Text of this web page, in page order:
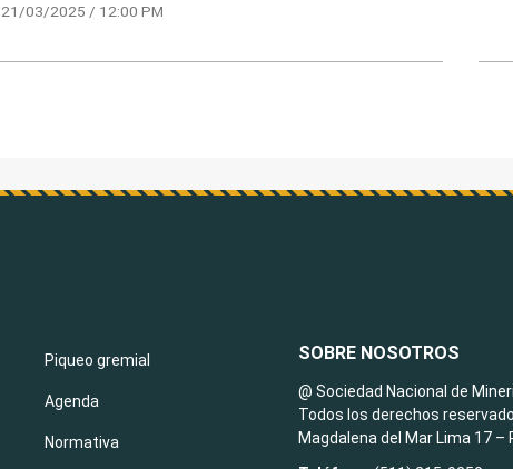
21/03/2025 / 12:00 PM
Piqueo gremial
Agenda
Normativa
SOBRE NOSOTROS
@ Sociedad Nacional de
Todos los derechos
Magdalena del Mar Lima 17 –